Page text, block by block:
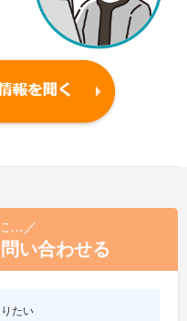
…／
い合わせる
たい